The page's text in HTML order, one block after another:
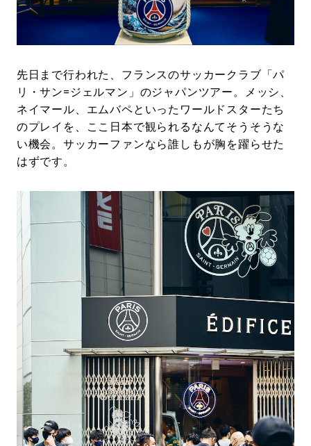
先日まで行われた、フランスのサッカークラブ「パ
リ・サン=ジェルマン」のジャパンツアー。メッシ、
ネイマール、エムバペといったワールドスターたち
のプレイを、ここ日本で観られるなんてそうそうな
い機会。サッカーファンなら誰しもが胸を躍らせた
はずです。